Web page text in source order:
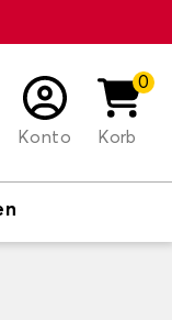
Konto
0
Korb